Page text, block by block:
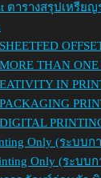
ตารางสรุปเหรียญ
THAN ONE
IN
Only (ระบบ
Only (ระบ